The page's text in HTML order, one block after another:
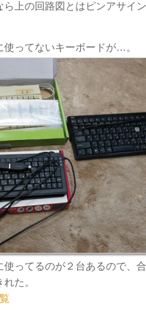
上の回路図とはピンアサイ
使ってないキーボードが…。
使ってるのが２台あるので、
た。